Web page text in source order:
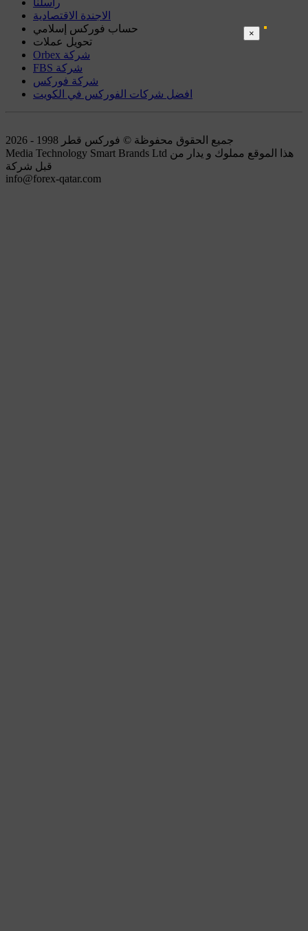
راسلنا
الاجندة الاقتصادية
حساب فوركس إسلامي
تحويل عملات
Orbex شركة
FBS شركة
شركة فوركس
افضل شركات الفوركس في الكويت
جميع الحقوق محفوظة © فوركس قطر 1998 - 2026
Media Technology Smart Brands Ltd هذا الموقع مملوك و يدار من
قبل شركة
info@forex-qatar.com
×